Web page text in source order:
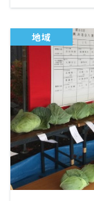
地域